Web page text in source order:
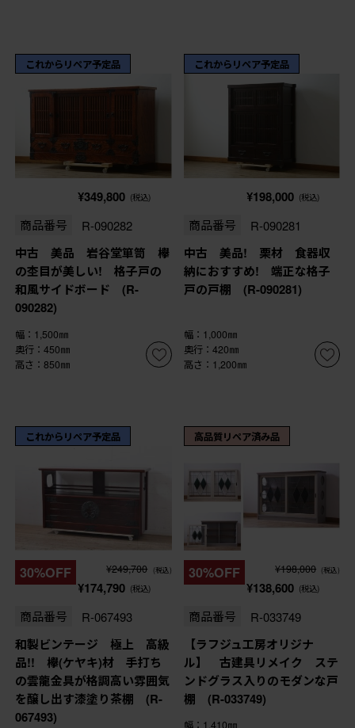
これからリペア予定品
¥349,800 (税込)
商品番号 R-090282
中古 美品 岩谷堂箪笥 欅
の杢目が美しい! 格子戸の
和風サイドボード (R-
090282)
幅：1,500㎜
奥行：450㎜
高さ：850㎜
これからリペア予定品
¥198,000 (税込)
商品番号 R-090281
中古 美品! 栗材 食器収
納におすすめ! 端正な格子
戸の戸棚 (R-090281)
幅：1,000㎜
奥行：420㎜
高さ：1,200㎜
これからリペア予定品
30%OFF ¥249,700 (税込)
¥174,790 (税込)
商品番号 R-067493
和製ビンテージ 極上 高級
品!! 欅(ケヤキ)材 手打ち
の雲龍金具が格調高い雰囲気
を醸し出す漆塗り茶棚 (R-
067493)
高品質リペア済み品
30%OFF ¥198,000 (税込)
¥138,600 (税込)
商品番号 R-033749
【ラフジュ工房オリジナ
ル】 古建具リメイク ステ
ンドグラス入りのモダンな戸
棚 (R-033749)